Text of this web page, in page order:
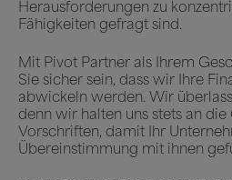
Herausforderungen zu
Fähigkeiten gefragt sind.
Mit Pivot Partner als Ihrem
Sie sicher sein, dass wir Ihre
abwickeln werden. Wir
denn wir halten uns stets an die
Vorschriften, damit Ihr
Übereinstimmung mit ihnen